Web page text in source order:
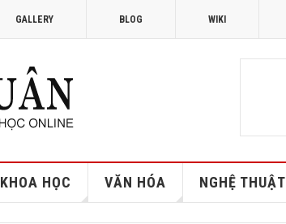
GALLERY BLOG WIKI
KHOA HỌC VĂN HÓA NGHỆ THUẬT